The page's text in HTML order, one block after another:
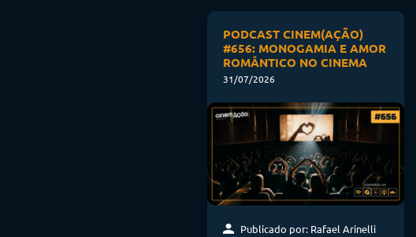
PODCAST CINEM(AÇÃO)
#656: MONOGAMIA E AMOR
ROMÂNTICO NO CINEMA
31/07/2026
Publicado por: Rafael Arinelli